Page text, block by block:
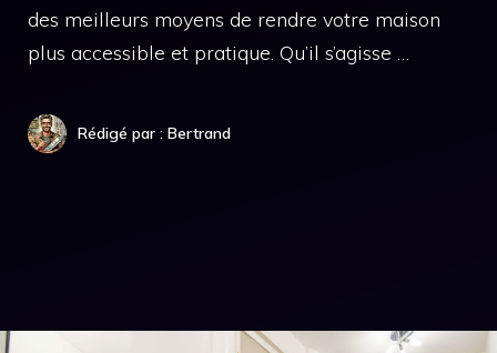
des meilleurs moyens de rendre votre maison
plus accessible et pratique. Qu’il s’agisse …
Rédigé par : Bertrand